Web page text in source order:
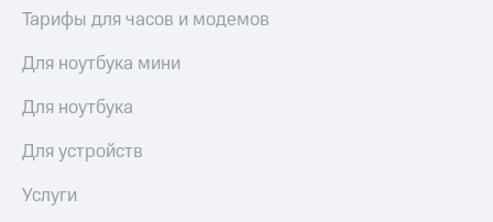
Тарифы для часов и модемов
Для ноутбука мини
Для ноутбука
Для устройств
Услуги